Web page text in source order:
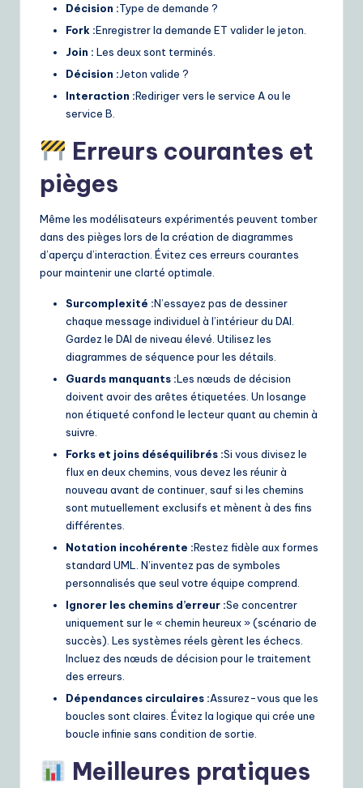
Décision :Type de demande ?
Fork :Enregistrer la demande ET valider le jeton.
Join : Les deux sont terminés.
Décision :Jeton valide ?
Interaction :Rediriger vers le service A ou le
service B.
Erreurs courantes et
pièges
Même les modélisateurs expérimentés peuvent tomber
dans des pièges lors de la création de diagrammes
d’aperçu d’interaction. Évitez ces erreurs courantes
pour maintenir une clarté optimale.
Surcomplexité :N’essayez pas de dessiner
chaque message individuel à l’intérieur du DAI.
Gardez le DAI de niveau élevé. Utilisez les
diagrammes de séquence pour les détails.
Guards manquants :Les nœuds de décision
doivent avoir des arêtes étiquetées. Un losange
non étiqueté confond le lecteur quant au chemin à
suivre.
Forks et joins déséquilibrés :Si vous divisez le
flux en deux chemins, vous devez les réunir à
nouveau avant de continuer, sauf si les chemins
sont mutuellement exclusifs et mènent à des fins
différentes.
Notation incohérente :Restez fidèle aux formes
standard UML. N’inventez pas de symboles
personnalisés que seul votre équipe comprend.
Ignorer les chemins d’erreur :Se concentrer
uniquement sur le « chemin heureux » (scénario de
succès). Les systèmes réels gèrent les échecs.
Incluez des nœuds de décision pour le traitement
des erreurs.
Dépendances circulaires :Assurez-vous que les
boucles sont claires. Évitez la logique qui crée une
boucle infinie sans condition de sortie.
Meilleures pratiques